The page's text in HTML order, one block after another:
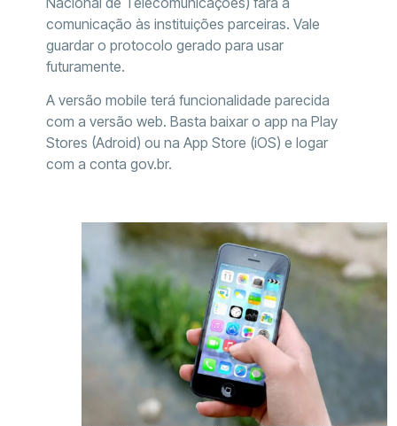
comunicação às instituições parceiras. Vale
guardar o protocolo gerado para usar
futuramente.
A versão mobile terá funcionalidade parecida
com a versão web. Basta baixar o app na Play
Stores (Adroid) ou na App Store (iOS) e logar
com a conta gov.br.